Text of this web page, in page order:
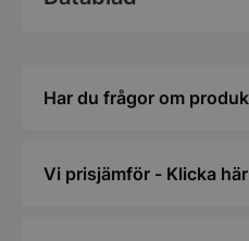
Har du frågor om
Vi prisjämför - Klicka här